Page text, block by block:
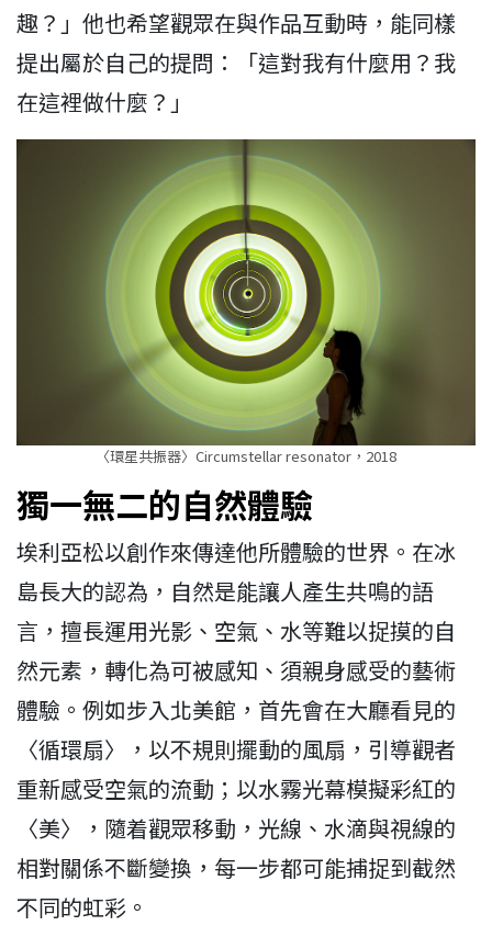
趣？」他也希望觀眾在與作品互動時，能同樣
提出屬於自己的提問：「這對我有什麼用？我
在這裡做什麼？」
〈環星共振器〉Circumstellar resonator，2018
獨一無二的自然體驗
埃利亞松以創作來傳達他所體驗的世界。在冰
島長大的認為，自然是能讓人產生共鳴的語
言，擅長運用光影、空氣、水等難以捉摸的自
然元素，轉化為可被感知、須親身感受的藝術
體驗。例如步入北美館，首先會在大廳看見的
〈循環扇〉，以不規則擺動的風扇，引導觀者
重新感受空氣的流動；以水霧光幕模擬彩紅的
〈美〉，隨着觀眾移動，光線、水滴與視線的
相對關係不斷變換，每一步都可能捕捉到截然
不同的虹彩。